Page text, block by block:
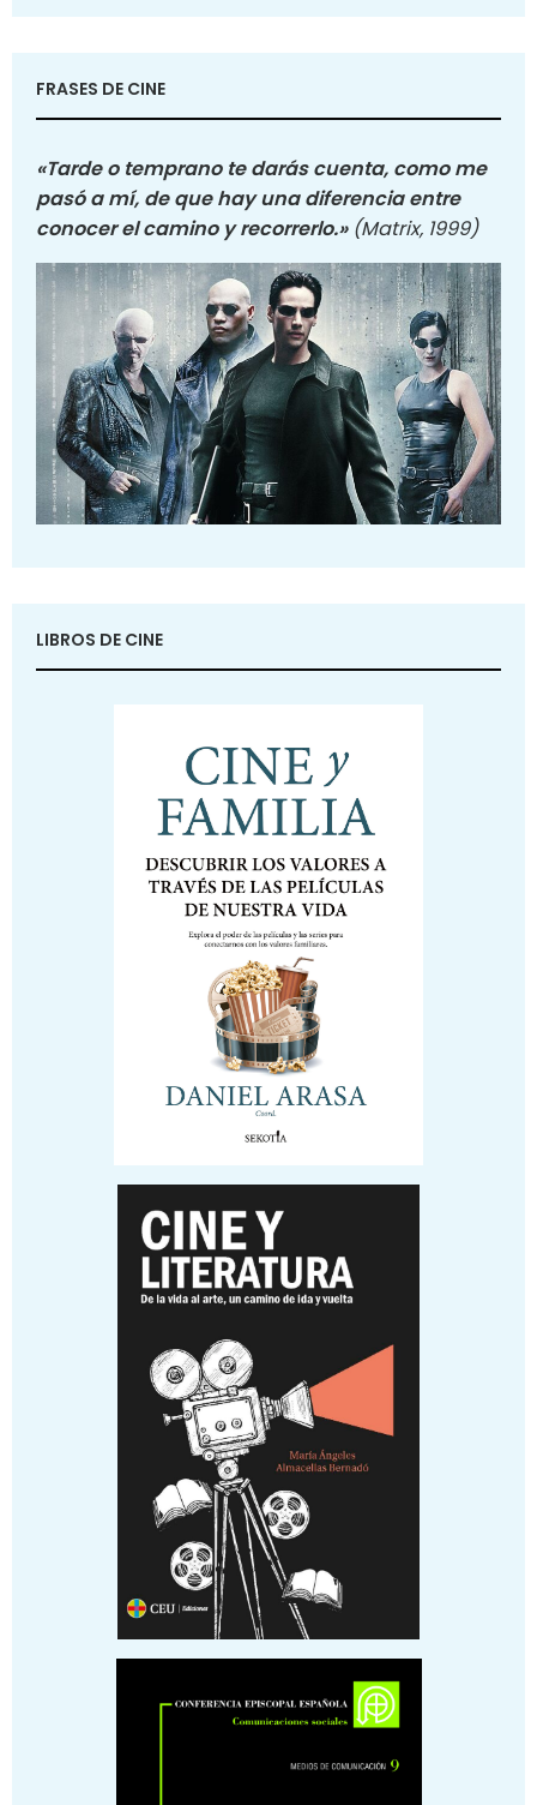
FRASES DE CINE
«Tarde o temprano te darás cuenta, como me
pasó a mí, de que hay una diferencia entre
conocer el camino y recorrerlo.» (Matrix, 1999)
LIBROS DE CINE